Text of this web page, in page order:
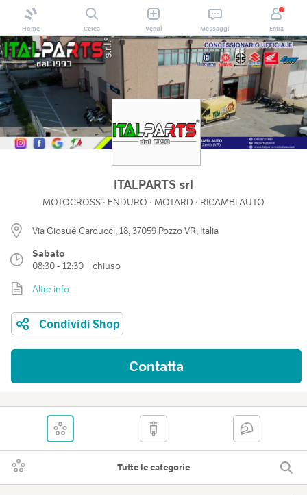
Home Cerca Vendi Messaggi Entra
ITALPARTS srl
MOTOCROSS · ENDURO · MOTARD · RICAMBI AUTO
Via Giosuè Carducci, 18, 37059 Pozzo VR, Italia
Sabato
08:30 - 12:30 | chiuso
Altre info
Condividi Shop
Contatta
Tutte le categorie